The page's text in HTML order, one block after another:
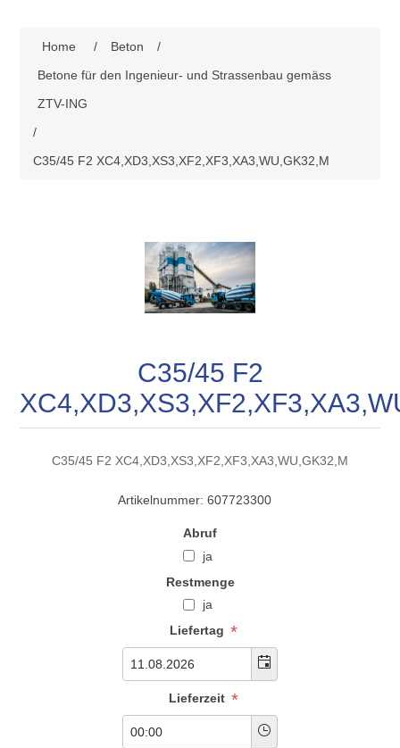
Home / Beton
/
Betone für den Ingenieur- und Strassenbau gemäss
ZTV-ING
/
C35/45 F2 XC4,XD3,XS3,XF2,XF3,XA3,WU,GK32,M
C35/45 F2
C35/45 F2 XC4,XD3,XS3,XF2,XF3,XA3,WU,GK32,M
Artikelnummer: 607723300
Abruf
ja
Restmenge
ja
Liefertag *
Lieferzeit *